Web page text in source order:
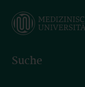
main
Suche